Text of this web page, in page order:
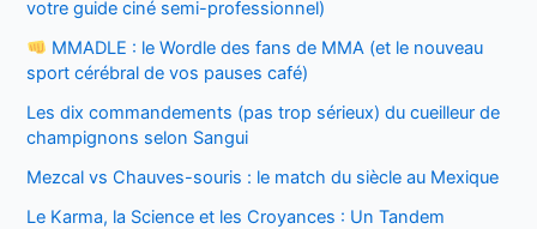
votre guide ciné semi-professionnel)
MMADLE : le Wordle des fans de MMA (et le nouveau
sport cérébral de vos pauses café)
Les dix commandements (pas trop sérieux) du cueilleur de
champignons selon Sangui
Mezcal vs Chauves-souris : le match du siècle au Mexique
Le Karma, la Science et les Croyances : Un Tandem